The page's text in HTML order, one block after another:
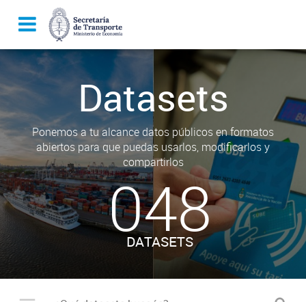
Datasets
Ponemos a tu alcance datos públicos en formatos
abiertos para que puedas usarlos, modificarlos y
compartirlos
048
DATASETS